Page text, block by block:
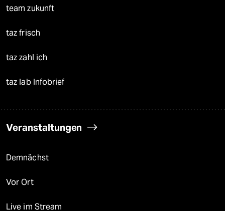
team zukunft
taz frisch
taz zahl ich
taz lab Infobrief
Veranstaltungen
Demnächst
Vor Ort
Live im Stream